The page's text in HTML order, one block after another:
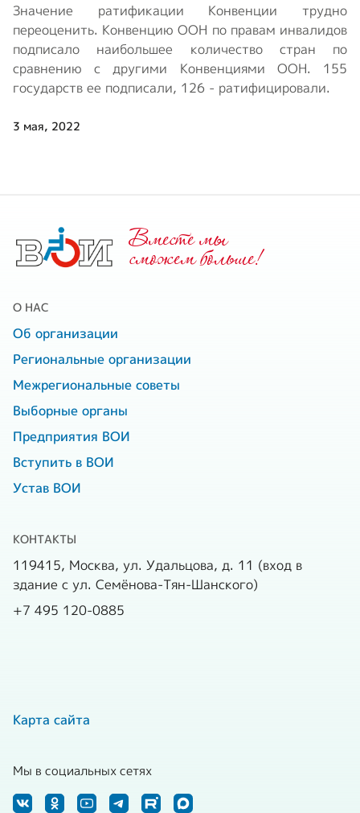
Значение ратификации Конвенции трудно
переоценить. Конвенцию ООН по правам инвалидов
подписало наибольшее количество стран по
сравнению с другими Конвенциями ООН. 155
государств ее подписали, 126 - ратифицировали.
3 мая, 2022
Вместе мы
cможем больше!
О НАС
Об организации
Региональные организации
Межрегиональные советы
Выборные органы
Предприятия ВОИ
Вступить в ВОИ
Устав ВОИ
КОНТАКТЫ
119415, Москва, ул. Удальцова, д. 11 (вход в
здание с ул. Семёнова-Тян-Шанского)
+7 495 120-0885
Карта сайта
Мы в социальных сетях